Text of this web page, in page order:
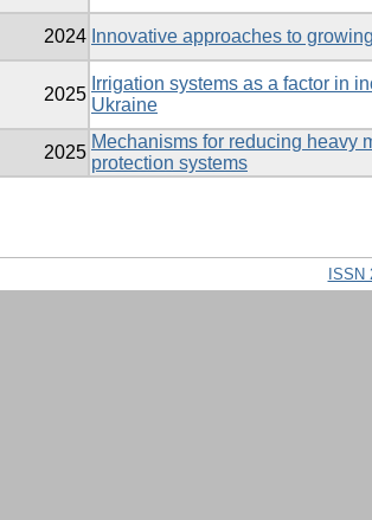
2024 Innovative approaches to
2025
Irrigation systems as a factor in
Ukraine
2025
Mechanisms for reducing heavy
protection systems
ISSN